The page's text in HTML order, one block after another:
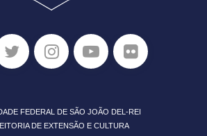
FEDERAL DE SÃO JOÃO DEL-REI
DE EXTENSÃO E CULTURA